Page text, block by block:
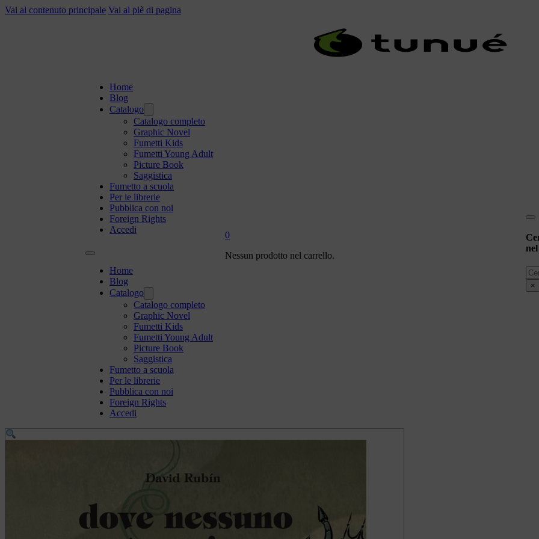
Vai al contenuto principale Vai al piè di pagina
Home
Blog
Catalogo
Catalogo completo
Graphic Novel
Fumetti Kids
Fumetti Young Adult
Picture Book
Saggistica
Fumetto a scuola
Per le librerie
Pubblica con noi
Foreign Rights
Accedi
Home
Blog
Catalogo
Catalogo completo
Graphic Novel
Fumetti Kids
Fumetti Young Adult
Picture Book
Saggistica
Fumetto a scuola
Per le librerie
Pubblica con noi
Foreign Rights
Accedi
0
Nessun prodotto nel carrello.
×